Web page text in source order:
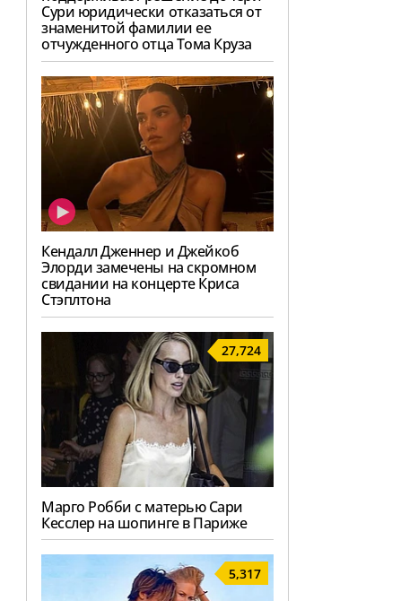
Сури юридически отказаться от
знаменитой фамилии ее
отчужденного отца Тома Круза
Кендалл Дженнер и Джейкоб
Элорди замечены на скромном
свидании на концерте Криса
Стэплтона
27,724
Марго Робби с матерью Сари
Кесслер на шопинге в Париже
5,317